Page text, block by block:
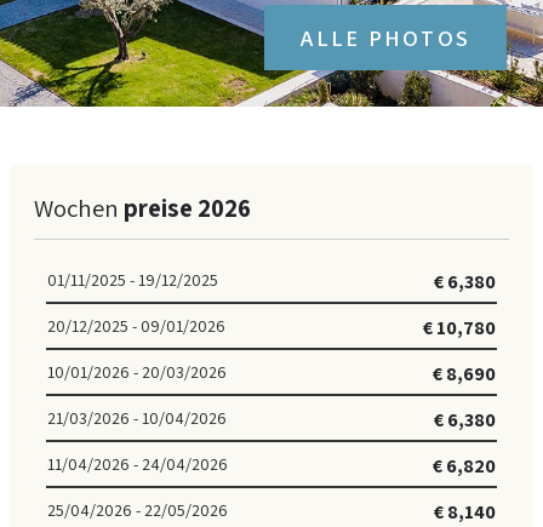
ALLE PHOTOS
Wochen preise 2026
01/11/2025 - 19/12/2025 € 6,380
20/12/2025 - 09/01/2026 € 10,780
10/01/2026 - 20/03/2026 € 8,690
21/03/2026 - 10/04/2026 € 6,380
11/04/2026 - 24/04/2026 € 6,820
25/04/2026 - 22/05/2026 € 8,140